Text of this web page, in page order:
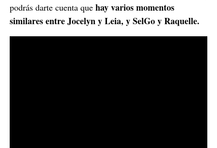
podrás darte cuenta que hay varios momentos
similares entre Jocelyn y Leia, y SelGo y Raquelle.